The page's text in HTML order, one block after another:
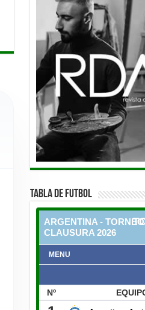
TABLA DE FUTBOL